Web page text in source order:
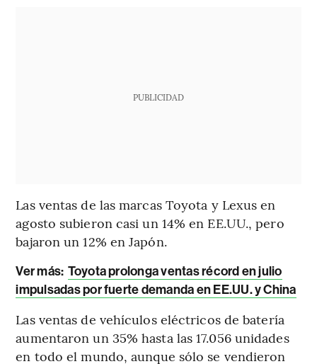
PUBLICIDAD
Las ventas de las marcas Toyota y Lexus en
agosto subieron casi un 14% en EE.UU., pero
bajaron un 12% en Japón.
Ver más: Toyota prolonga ventas récord en julio
impulsadas por fuerte demanda en EE.UU. y China
Las ventas de vehículos eléctricos de batería
aumentaron un 35% hasta las 17.056 unidades
en todo el mundo, aunque sólo se vendieron